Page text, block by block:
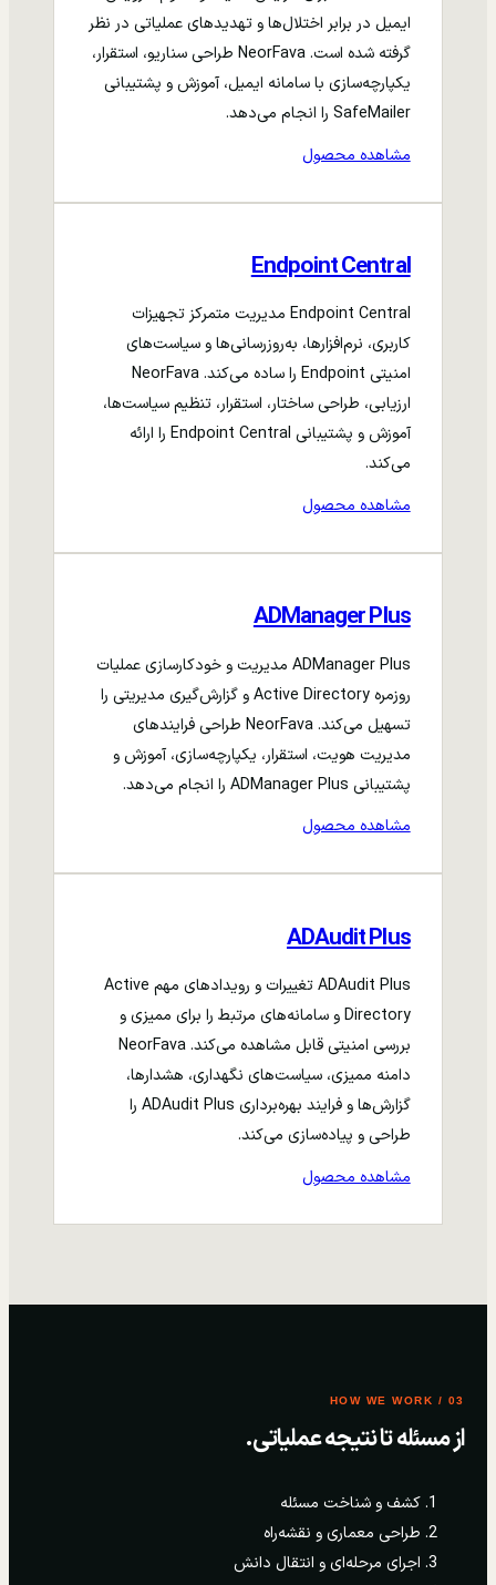
ایمیل در برابر اختلال‌ها و تهدیدهای عملیاتی در نظر
گرفته شده است. NeorFava طراحی سناریو، استقرار،
یکپارچه‌سازی با سامانه ایمیل، آموزش و پشتیبانی
SafeMailer را انجام می‌دهد.
مشاهده محصول
Endpoint Central
Endpoint Central مدیریت متمرکز تجهیزات
کاربری، نرم‌افزارها، به‌روزرسانی‌ها و سیاست‌های
امنیتی Endpoint را ساده می‌کند. NeorFava
ارزیابی، طراحی ساختار، استقرار، تنظیم سیاست‌ها،
آموزش و پشتیبانی Endpoint Central را ارائه
می‌کند.
مشاهده محصول
ADManager Plus
ADManager Plus مدیریت و خودکارسازی عملیات
روزمره Active Directory و گزارش‌گیری مدیریتی را
تسهیل می‌کند. NeorFava طراحی فرایندهای
مدیریت هویت، استقرار، یکپارچه‌سازی، آموزش و
پشتیبانی ADManager Plus را انجام می‌دهد.
مشاهده محصول
ADAudit Plus
ADAudit Plus تغییرات و رویدادهای مهم Active
Directory و سامانه‌های مرتبط را برای ممیزی و
بررسی امنیتی قابل مشاهده می‌کند. NeorFava
دامنه ممیزی، سیاست‌های نگهداری، هشدارها،
گزارش‌ها و فرایند بهره‌برداری ADAudit Plus را
طراحی و پیاده‌سازی می‌کند.
مشاهده محصول
03 / HOW WE WORK
از مسئله تا نتیجه عملیاتی.
کشف و شناخت مسئله
طراحی معماری و نقشه‌راه
اجرای مرحله‌ای و انتقال دانش